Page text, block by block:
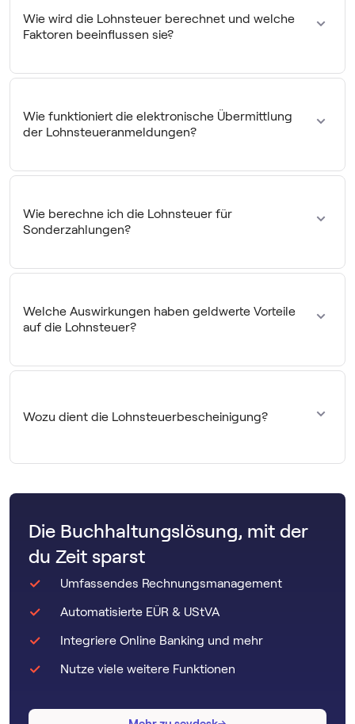
Bruttogehalt.
Wie wird die Lohnsteuer berechnet und welche
Faktoren beeinflussen sie?
Die Lohnsteuer ermittelst du als Arbeitgeber anhand der
ELStAM-Lohnsteuermerkmale
die Steuerklasse, die Anzahl der Kinderfreibeträge, den
Steuersatz der Kirchensteuer und gegebenenfalls weitere
Wie funktioniert die elektronische Übermittlung
der Lohnsteueranmeldungen?
Du übermittelst deine Lohnsteueranmeldungen entweder
Übermittlung ist dem Einkommensteuergesetz zufolge
Wie berechne ich die Lohnsteuer für
Sonderzahlungen?
Sonderzahlungen wie Weihnachts- oderUrlaubsgeld
Jahreslohnsteuertabelle.
Welche Auswirkungen haben geldwerte Vorteile
auf die Lohnsteuer?
Es kommt auf ihre Höhe und ihre Art an. Für bestimmte
Lohnsteuer.
Wozu dient die Lohnsteuerbescheinigung?
Mit derLohnsteuerbescheinigungweist du gegenüber
Die Buchhaltungslösung, mit der
du Zeit sparst
Umfassendes Rechnungsmanagement
Automatisierte EÜR & UStVA
Integriere Online Banking und mehr
Nutze viele weitere Funktionen